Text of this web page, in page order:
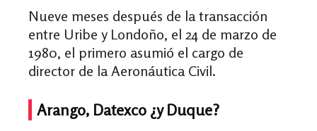
Nueve meses después de la transacción
entre Uribe y Londoño, el 24 de marzo de
1980, el primero asumió el cargo de
director de la Aeronáutica Civil.
Arango, Datexco ¿y Duque?